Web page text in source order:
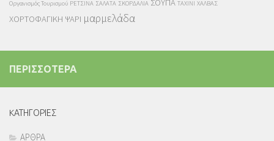
Οργανισμός Τουρισμού ΡΕΤΣΙΝΑ ΣΑΛΑΤΑ ΣΚΟΡΔΑΛΙΑ ΣΟΥΠΑ ΤΑΧΙΝΙ ΧΑΛΒΑΣ
ΧΟΡΤΟΦΑΓΙΚΗ ΨΑΡΙ μαρμελάδα
ΠΕΡΙΣΣΟΤΕΡΑ
KΑΤΗΓΟΡΙΕΣ
ΑΡΘΡΑ